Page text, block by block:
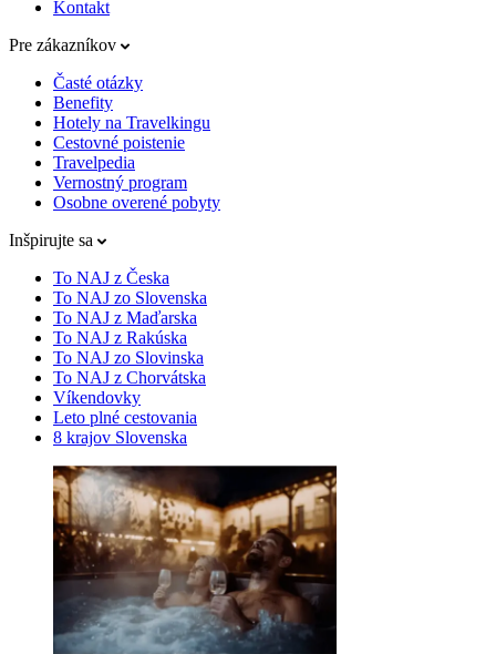
Kontakt
Pre zákazníkov
Časté otázky
Benefity
Hotely na Travelkingu
Cestovné poistenie
Travelpedia
Vernostný program
Osobne overené pobyty
Inšpirujte sa
To NAJ z Česka
To NAJ zo Slovenska
To NAJ z Maďarska
To NAJ z Rakúska
To NAJ zo Slovinska
To NAJ z Chorvátska
Víkendovky
Leto plné cestovania
8 krajov Slovenska